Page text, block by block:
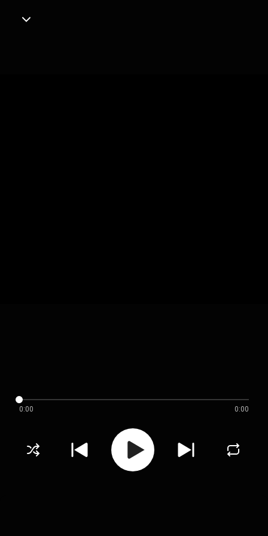
0:00 0:00